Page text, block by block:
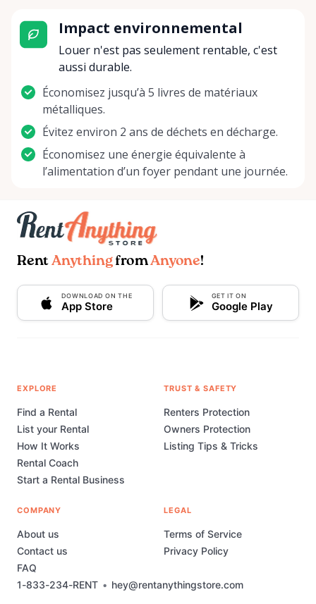
Impact environnemental
Louer n'est pas seulement rentable, c'est
aussi durable.
Économisez jusqu’à 5 livres de matériaux
métalliques.
Évitez environ 2 ans de déchets en décharge.
Économisez une énergie équivalente à
l’alimentation d’un foyer pendant une journée.
Rent AnythingfromAnyone!
DOWNLOAD ON THE
App Store
GET IT ON
Google Play
1-833-234-RENT • hey@rentanythingstore.com
EXPLORE
Find a Rental
List your Rental
How It Works
Rental Coach
Start a Rental Business
TRUST & SAFETY
Renters Protection
Owners Protection
Listing Tips & Tricks
COMPANY
About us
Contact us
FAQ
LEGAL
Terms of Service
Privacy Policy